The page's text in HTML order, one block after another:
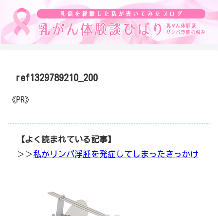
ref1329789210_200
《PR》
【よく読まれている記事】
＞＞私がリンパ浮腫を発症してしまったきっかけ